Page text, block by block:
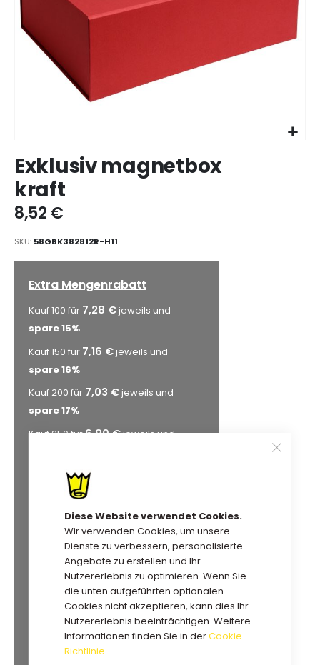
Diese Website verwendet Cookies.
Wir verwenden Cookies, um unsere
Dienste zu verbessern, personalisierte
Angebote zu erstellen und Ihr
Nutzererlebnis zu optimieren. Wenn Sie
die unten aufgeführten optionalen
Cookies nicht akzeptieren, kann dies Ihr
Nutzererlebnis beeinträchtigen. Weitere
Informationen finden Sie in derCookie-
Richtlinie.
Anfang
der
Bildgalerie
springen
Exklusiv magnetbox
kraft
8,52 €
SKU 58GBK382812R-H11
Extra Mengenrabatt
Kauf 100 für 7,28 €jeweils und
spare15%
Kauf 150 für 7,16 €jeweils und
spare16%
Kauf 200 für 7,03 €jeweils und
spare17%
Kauf 250 für6,90 €jeweils und
Kauf 300 für6,77 €
21%
Kauf 350 für6,65 €jeweils und
22%
Kauf 400 für6,56 € jeweils und
23%
Kauf 450 für6,52 €jeweils und
23%
Kauf 500 für6,43 €jeweils und
25%